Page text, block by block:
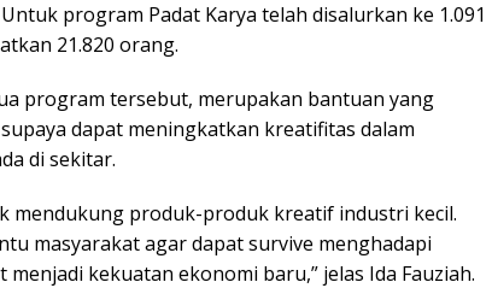
program Padat Karya telah disalurkan ke 1.091
21.820 orang.
program tersebut, merupakan bantuan yang
dapat meningkatkan kreatifitas dalam
di sekitar.
mendukung produk-produk kreatif industri kecil.
masyarakat agar dapat survive menghadapi
kekuatan ekonomi baru,” jelas Ida Fauziah.